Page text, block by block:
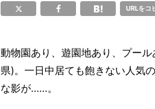
URLをコ
動物園あり、遊園地あり、プー
県)。一日中居ても飽きない人気
な影が……。